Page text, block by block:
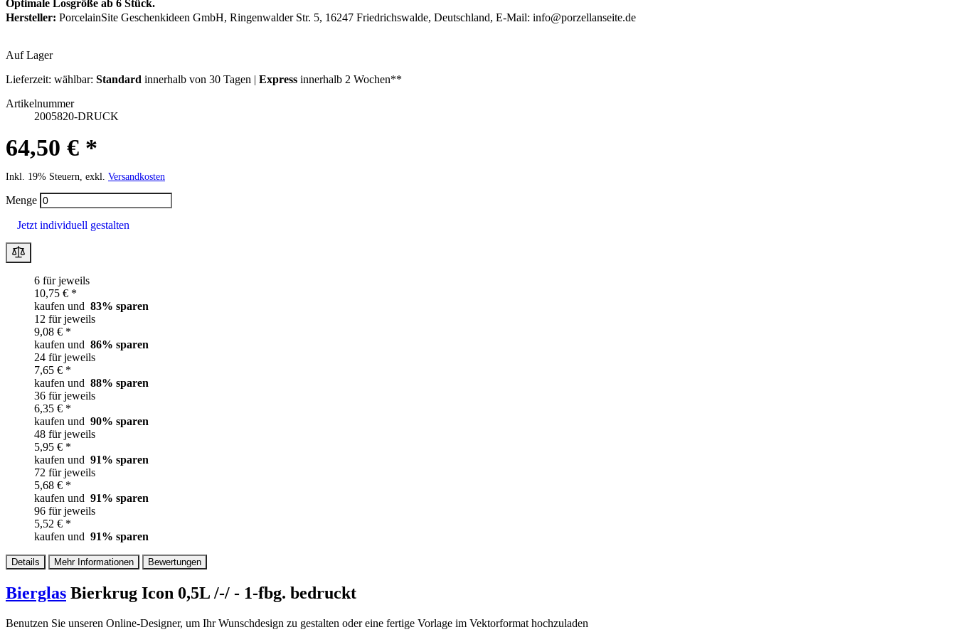
Optimale Losgröße ab 6 Stück.
Hersteller: PorcelainSite Geschenkideen GmbH, Ringenwalder Str. 5, 16247 Friedrichswalde, Deutschland, E-Mail: info@porzellanseite.de
Auf Lager
Lieferzeit: wählbar: Standard innerhalb von 30 Tagen | Express innerhalb 2 Wochen**
Artikelnummer
2005820-DRUCK
64,50 € *
Inkl. 19% Steuern, exkl. Versandkosten
Menge
Jetzt individuell gestalten
6 für jeweils
10,75 € *
kaufen und 83% sparen
12 für jeweils
9,08 € *
kaufen und 86% sparen
24 für jeweils
7,65 € *
kaufen und 88% sparen
36 für jeweils
6,35 € *
kaufen und 90% sparen
48 für jeweils
5,95 € *
kaufen und 91% sparen
72 für jeweils
5,68 € *
kaufen und 91% sparen
96 für jeweils
5,52 € *
kaufen und 91% sparen
Details Mehr Informationen Bewertungen
Bierglas Bierkrug Icon 0,5L /-/ - 1-fbg. bedruckt
Benutzen Sie unseren Online-Designer, um Ihr Wunschdesign zu gestalten oder eine fertige Vorlage im Vektorformat hochzuladen